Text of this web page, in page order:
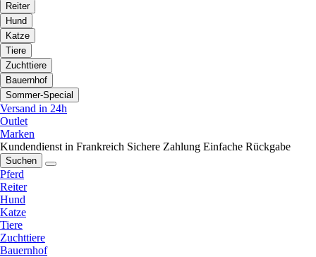
Reiter
Hund
Katze
Tiere
Zuchttiere
Bauernhof
Sommer-Special
Versand in 24h
Outlet
Marken
Kundendienst in Frankreich Sichere Zahlung Einfache Rückgabe
Suchen
Pferd
Reiter
Hund
Katze
Tiere
Zuchttiere
Bauernhof